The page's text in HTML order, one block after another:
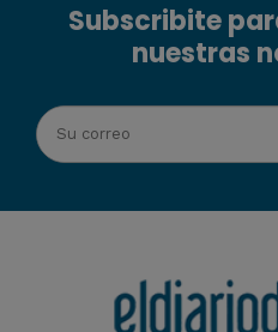
Subscribite
nuestras